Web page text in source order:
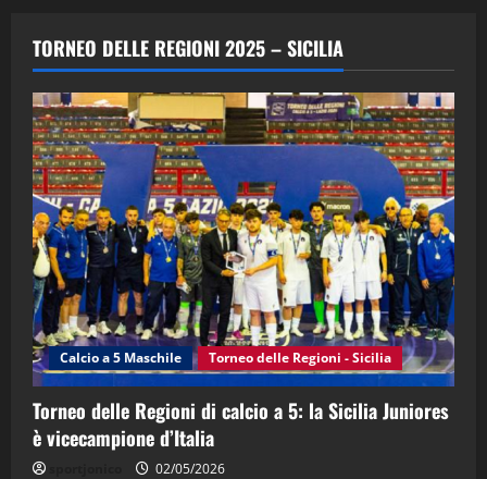
"SportEmpire" in Podcast
“SportEmpire” in Podcast: 28^ Puntata
(Martedi 21 Aprile 2026)
21/04/2026
4
"SportEmpire" in Podcast Sport News
“SportEmpire” in Podcast: 27^ Puntata
(Martedi 14 Aprile 2026)
15/04/2026
5
"SportEmpire" in Podcast
“SportEmpire” in Podcast: 26^ Puntata
(Martedi 07 Aprile 2026)
08/04/2026
TORNEO DELLE REGIONI 2025 – SICILIA
Calcio a 5 Maschile Torneo delle Regioni - Sicilia
Torneo delle Regioni di calcio a 5: la Sicilia Juniores
è vicecampione d’Italia
02/05/2026